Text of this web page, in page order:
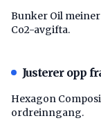
Bunker Oil
Co2-avgifta.
Justerer opp
Hexagon
ordreinngang.